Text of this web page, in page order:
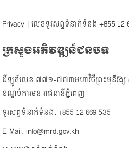
Privacy | លេខទូរសព្ទទំនាក់ទំនង +855 12
ក្រសួងអភិវឌ្ឍន៍ជនបទ
ដីឡូត៍លេខ ៧៧១-៧៧៣មហាវិថីព្រះមុនីវង្ស
ខណ្ឌចំការមន រាជធានីភ្នំពេញ
ទូរសព្ទទំនាក់ទំនង: +855 12 669 535
E-Mail: info@mrd.gov.kh